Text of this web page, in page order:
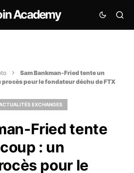
Academy
Sam Bankman-Fried tente un
pour le fondateur déchu de FTX
ACTUALITÉS EXCHANGES
Fried tente
: un
pour le